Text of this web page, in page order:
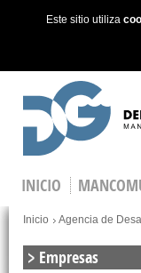
Este sitio utiliza
INICIO
You are here
Inicio Agencia de
Empresas